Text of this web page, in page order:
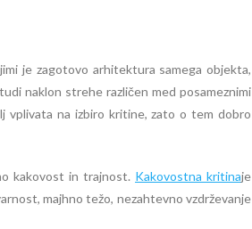
je zagotovo arhitektura samega objekta,
naklon strehe različen med posameznimi
vplivata na izbiro kritine, zato o tem dobro
kakovost in trajnost. Kakovostna kritinaje
majhno težo, nezahtevno vzdrževanje